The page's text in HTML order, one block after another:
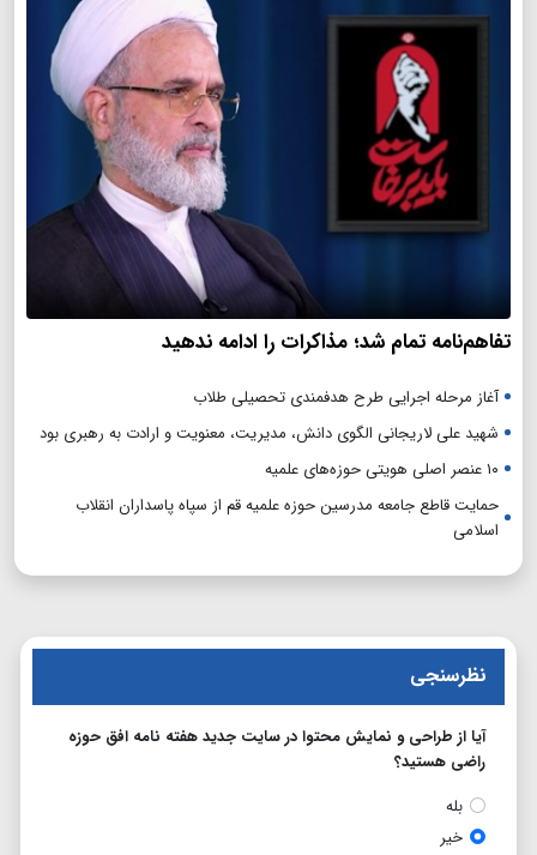
تفاهم‌نامه تمام شد؛ مذاکرات را ادامه ندهید
آغاز مرحله اجرایی طرح هدفمندی تحصیلی طلاب
شهید علی لاریجانی الگوی دانش، مدیریت، معنویت و ارادت به رهبری بود
۱۰ عنصر اصلی هویتی حوزه‌های علمیه
حمایت قاطع جامعه مدرسین حوزه علمیه قم از سپاه پاسداران انقلاب
اسلامی
نظرسنجی
آیا از طراحی و نمایش محتوا در سایت جدید هفته نامه افق حوزه
راضی هستید؟
بله
خیر